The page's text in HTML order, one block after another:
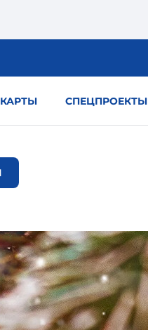
КАРТЫ СПЕЦПРОЕКТЫ